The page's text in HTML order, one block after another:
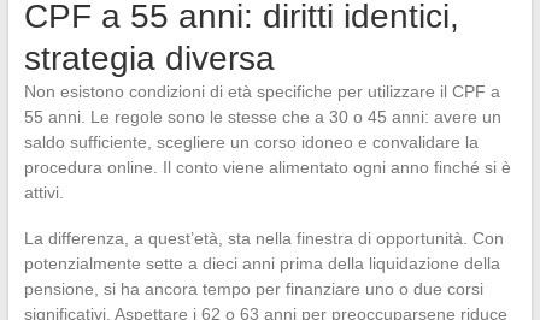
CPF a 55 anni: diritti identici,
strategia diversa
Non esistono condizioni di età specifiche per utilizzare il CPF a
55 anni. Le regole sono le stesse che a 30 o 45 anni: avere un
saldo sufficiente, scegliere un corso idoneo e convalidare la
procedura online. Il conto viene alimentato ogni anno finché si è
attivi.
La differenza, a quest’età, sta nella finestra di opportunità. Con
potenzialmente sette a dieci anni prima della liquidazione della
pensione, si ha ancora tempo per finanziare uno o due corsi
significativi. Aspettare i 62 o 63 anni per preoccuparsene riduce